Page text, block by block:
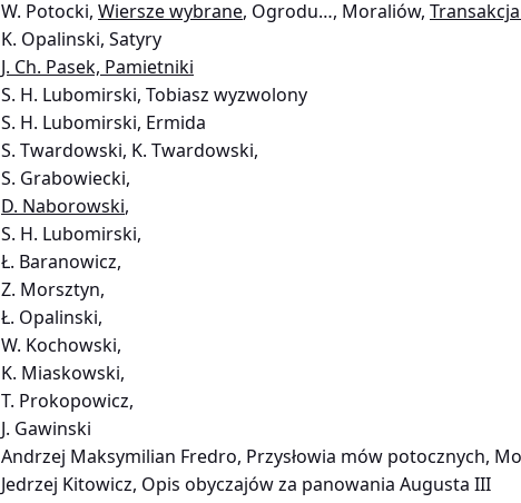
W. Potocki, Wiersze wybrane, Ogrodu…, Moraliów,
K. Opalinski, Satyry
J. Ch. Pasek, Pamietniki
S. H. Lubomirski, Tobiasz wyzwolony
S. H. Lubomirski, Ermida
S. Twardowski, K. Twardowski,
S. Grabowiecki,
D. Naborowski,
S. H. Lubomirski,
Ł. Baranowicz,
Z. Morsztyn,
Ł. Opalinski,
W. Kochowski,
K. Miaskowski,
T. Prokopowicz,
J. Gawinski
Andrzej Maksymilian Fredro, Przysłowia mów potocznych,
Jedrzej Kitowicz, Opis obyczajów za panowania Augusta III